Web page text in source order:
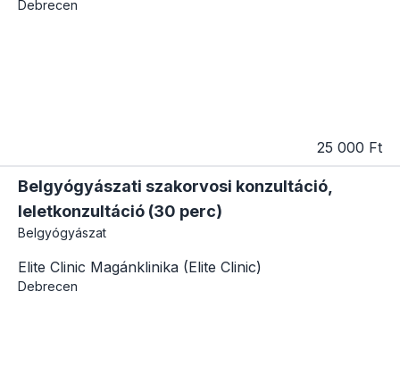
Debrecen
25 000 Ft
Belgyógyászati szakorvosi konzultáció,
leletkonzultáció (30 perc)
Belgyógyászat
Elite Clinic Magánklinika (Elite Clinic)
Debrecen